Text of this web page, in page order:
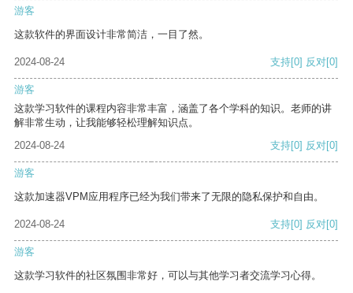
游客
这款软件的界面设计非常简洁，一目了然。
2024-08-24 支持[0] 反对[0]
游客
这款学习软件的课程内容非常丰富，涵盖了各个学科的知识。老师的讲
解非常生动，让我能够轻松理解知识点。
2024-08-24
支持[0] 反对[0]
游客
这款加速器VPM应用程序已经为我们带来了无限的隐私保护和自由。
2024-08-24 支持[0] 反对[0]
游客
这款学习软件的社区氛围非常好，可以与其他学习者交流学习心得。